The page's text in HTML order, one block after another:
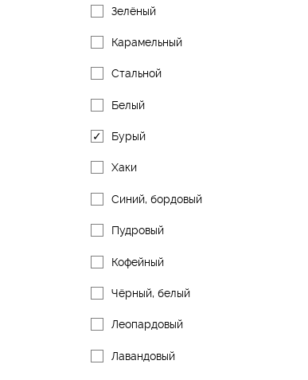
Зелёный
Карамельный
Стальной
Белый
Бурый
Хаки
Синий, бордовый
Пудровый
Кофейный
Чёрный, белый
Леопардовый
Лавандовый